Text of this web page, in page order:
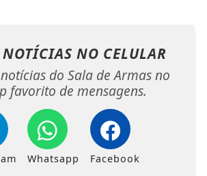
NOTÍCIAS NO CELULAR
do Sala de Armas no
favorito de mensagens.
Whatsapp Facebook